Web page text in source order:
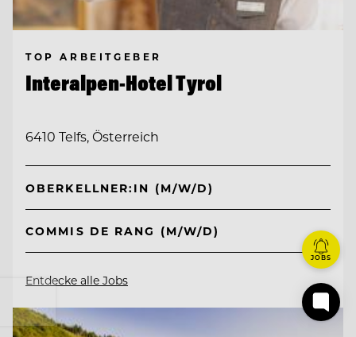
TOP ARBEITGEBER
Interalpen-Hotel Tyrol
6410 Telfs, Österreich
OBERKELLNER:IN (M/W/D)
COMMIS DE RANG (M/W/D)
Entdecke alle Jobs
JOBS